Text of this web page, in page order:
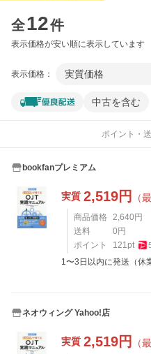
全12件
表示価格が安い順に表示しています
表示価格： 実質価格
中古を含む
ポイント・
bookfanプレミアム
実質 2,519円 （
商品価格 2,640 円
送料
0 円
ポイント
121pt
1〜3日以内に発送（休
ネオウィング Yahoo!店
実質 2,519円 （